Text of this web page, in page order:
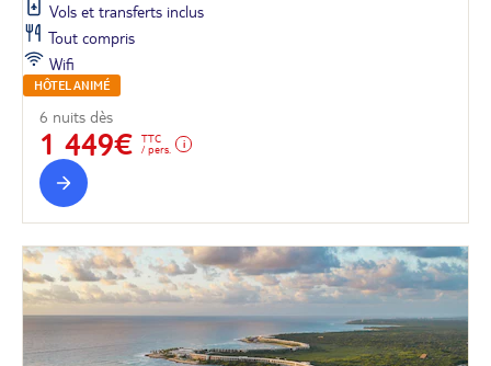
Vols et transferts inclus
Tout compris
Wifi
HÔTEL ANIMÉ
6 nuits dès
1 449€
TTC
/ pers.